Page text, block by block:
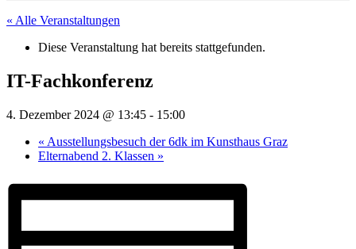
« Alle Veranstaltungen
Diese Veranstaltung hat bereits stattgefunden.
IT-Fachkonferenz
4. Dezember 2024 @ 13:45 - 15:00
« Ausstellungsbesuch der 6dk im Kunsthaus Graz
Elternabend 2. Klassen »